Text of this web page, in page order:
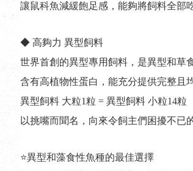
讓鼠科魚減緩飽足感，能夠將飼料全部
◆ 高夠力 異型飼料
世界首創的異型專用飼料，是異型和草
含有高植物性蛋白，能充分提供完整且
異型飼料 大粒1粒 = 異型飼料 小粒14粒
以挑嘴而聞名，向來令飼主們困擾不已
⭐異型和藻食性魚種的最佳選擇